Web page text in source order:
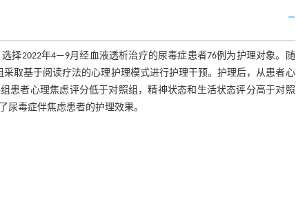
择2022年4—9月经血液透析治疗的尿毒症患者76例为护理对象。随
取基于阅读疗法的心理护理模式进行护理干预。护理后，从患者心
患者心理焦虑评分低于对照组，精神状态和生活状态评分高于对照
尿毒症伴焦虑患者的护理效果。